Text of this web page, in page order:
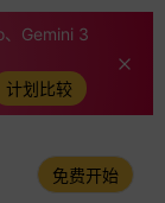
Gemini 3
计划比较
免费开始